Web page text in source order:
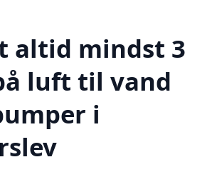
altid mindst 3
luft til vand
i